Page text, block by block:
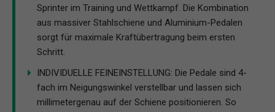
Sprinter im Training und Wettkampf. Die Kombination
aus massiver Stahlschiene und Aluminium-Pedalen
sorgt für maximale Kraftübertragung beim ersten
Schritt.
INDIVIDUELLE FEINEINSTELLUNG: Die Pedale sind 4-
fach im Neigungswinkel verstellbar und lassen sich
millimetergenau auf der Schiene positionieren. So